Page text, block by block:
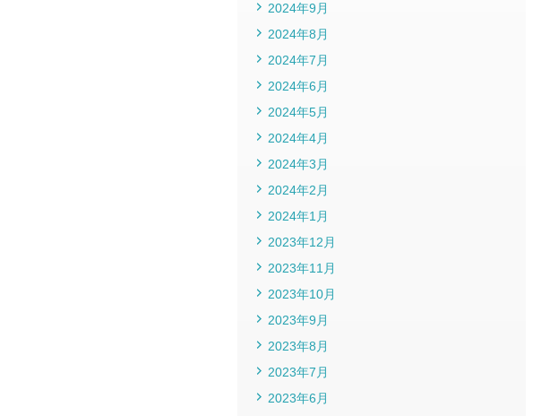
2024年9月
2024年8月
2024年7月
2024年6月
2024年5月
2024年4月
2024年3月
2024年2月
2024年1月
2023年12月
2023年11月
2023年10月
2023年9月
2023年8月
2023年7月
2023年6月